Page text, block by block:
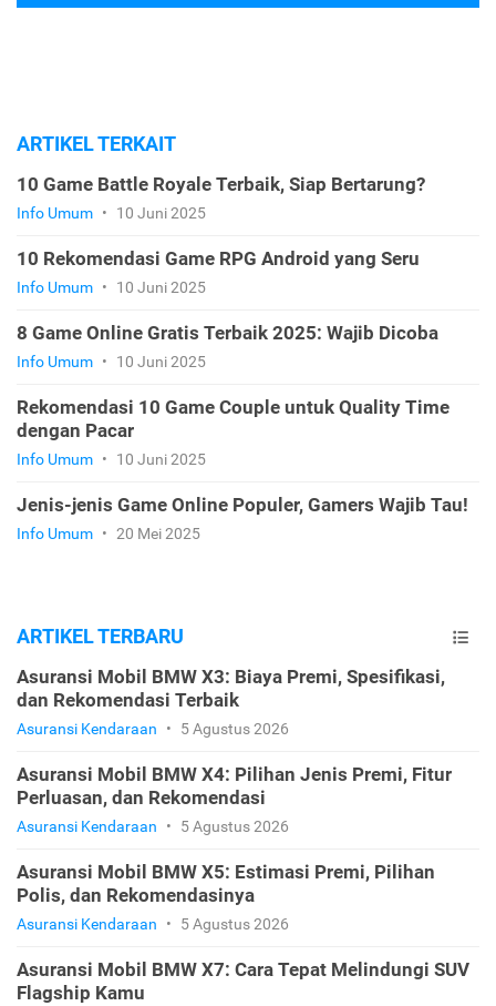
ARTIKEL TERKAIT
10 Game Battle Royale Terbaik, Siap Bertarung?
Info Umum • 10 Juni 2025
10 Rekomendasi Game RPG Android yang Seru
Info Umum • 10 Juni 2025
8 Game Online Gratis Terbaik 2025: Wajib Dicoba
Info Umum • 10 Juni 2025
Rekomendasi 10 Game Couple untuk Quality Time
dengan Pacar
Info Umum • 10 Juni 2025
Jenis-jenis Game Online Populer, Gamers Wajib Tau!
Info Umum • 20 Mei 2025
ARTIKEL TERBARU
Asuransi Mobil BMW X3: Biaya Premi, Spesifikasi,
dan Rekomendasi Terbaik
Asuransi Kendaraan • 5 Agustus 2026
Asuransi Mobil BMW X4: Pilihan Jenis Premi, Fitur
Perluasan, dan Rekomendasi
Asuransi Kendaraan • 5 Agustus 2026
Asuransi Mobil BMW X5: Estimasi Premi, Pilihan
Polis, dan Rekomendasinya
Asuransi Kendaraan • 5 Agustus 2026
Asuransi Mobil BMW X7: Cara Tepat Melindungi SUV
Flagship Kamu